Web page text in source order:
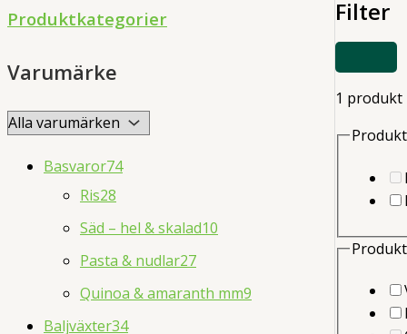
c
s
Produktkategorier
Varumärke
Basvaror74
Ris28
Säd – hel & skalad10
Pasta & nudlar27
Quinoa & amaranth mm9
Baljväxter34
Filter
ELLER
FILTER
1 produkt